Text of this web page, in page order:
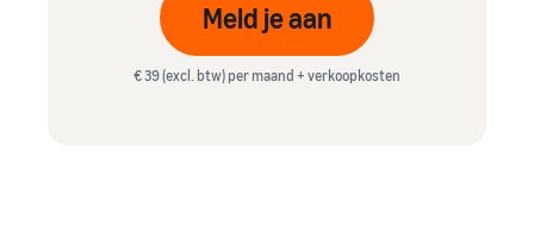
Meld je aan
€ 39 (excl. btw) per maand + verkoopkosten